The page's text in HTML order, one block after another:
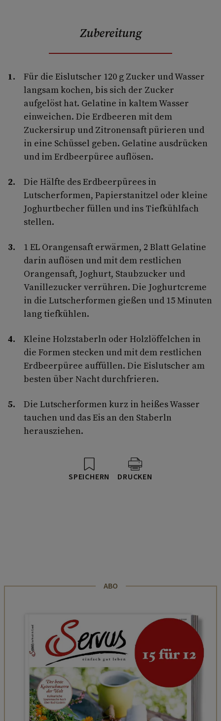
Zubereitung
Für die Eislutscher 120 g Zucker und Wasser
langsam kochen, bis sich der Zucker
aufgelöst hat. Gelatine in kaltem Wasser
einweichen. Die Erdbeeren mit dem
Zuckersirup und Zitronensaft pürieren und
in eine Schüssel geben. Gelatine ausdrücken
und im Erdbeerpüree auflösen.
Die Hälfte des Erdbeerpürees in
Lutscherformen, Papierstanitzel oder kleine
Joghurtbecher füllen und ins Tiefkühlfach
stellen.
1 EL Orangensaft erwärmen, 2 Blatt Gelatine
darin auflösen und mit dem restlichen
Orangensaft, Joghurt, Staubzucker und
Vanillezucker verrühren. Die Joghurtcreme
in die Lutscherformen gießen und 15 Minuten
lang tiefkühlen.
Kleine Holzstaberln oder Holzlöffelchen in
die Formen stecken und mit dem restlichen
Erdbeerpüree auffüllen. Die Eislutscher am
besten über Nacht durchfrieren.
Die Lutscherformen kurz in heißes Wasser
tauchen und das Eis an den Staberln
herausziehen.
SPEICHERN DRUCKEN
ABO